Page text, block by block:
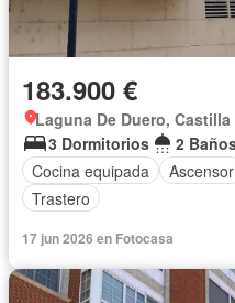
183.900 €
Laguna De Duero,
3 Dormitorios
2
Cocina equipada
Ascensor
Trastero
17 jun 2026 en Fotocasa